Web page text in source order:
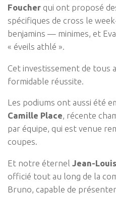
Foucher qui ont proposé
spécifiques de cross le
benjamins — minimes, et
« éveils athlé ».
Cet investissement de tous
formidable réussite.
Les podiums ont aussi été
Camille Place, récente
par équipe, qui est venue
coupes.
Et notre éternel Jean-
officié tout au long de la
Bruno, capable de